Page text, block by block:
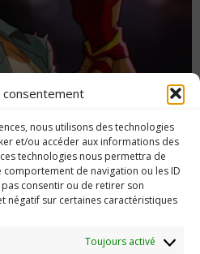
nous utilisons des technologies
et/ou accéder aux informations des
technologies nous permettra de
de navigation ou les ID
consentir ou de retirer son
négatif sur certaines caractéristiques
Toujours activé
of Rage 4 !
du jeu vidéo. Toute
sans autorisation préalable